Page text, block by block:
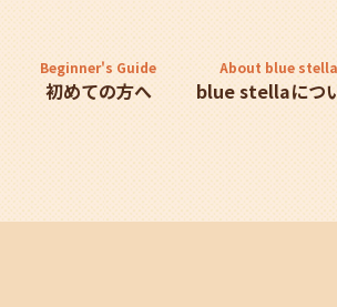
Beginner's Guide
初めての方へ
About blue stella
blue stellaにつ